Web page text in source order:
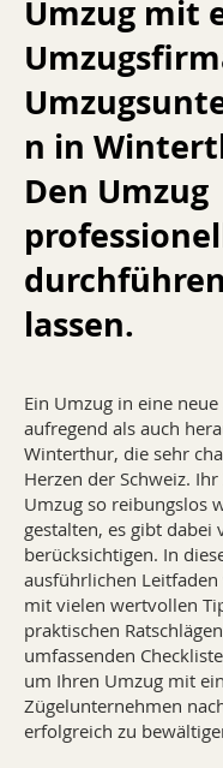
Umzug mit
n in
Den Umzug
lassen.
Ein Umzug in eine
aufregend als auch
Winterthur, die sehr
Herzen der Schweiz.
Umzug so reibungslos
gestalten, es gibt dabei
berücksichtigen. In
ausführlichen
mit vielen wertvollen
praktischen
umfassenden
um Ihren Umzug mit
Zügelunternehmen
erfolgreich zu